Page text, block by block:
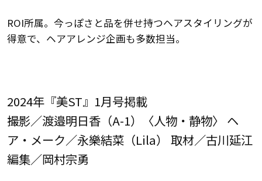
ROI所属。今っぽさと品を併せ持つヘアスタイリングが
得意で、ヘアアレンジ企画も多数担当。
2024年『美ST』1月号掲載
撮影／渡邉明日香（A-1）〈人物・静物〉 ヘ
ア・メーク／永樂結菜（Lila） 取材／古川延江
編集／岡村宗勇